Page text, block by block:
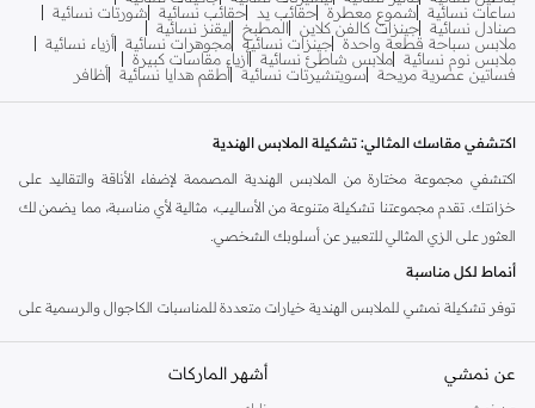
ساعات نسائية
شموع معطرة حقائب يد حقائب نسائية
شورتات نسائية
صنادل نسائية جينزات كالفن كلاين المطبخ
ليقنز نسائية
ملابس سباحة قطعة واحدة جينزات نسائية مجوهرات نسائية أزياء نسائية
ملابس نوم نسائية ملابس شاطئ نسائية أزياء مقاسات كبيرة
فساتين عصرية مريحة
سويتشيرتات نسائية أطقم هدايا نسائية أظافر
اكتشفي مقاسك المثالي: تشكيلة الملابس الهندية
اكتشفي مجموعة مختارة من الملابس الهندية المصممة لإضفاء الأناقة والتقاليد على
خزانتك. تقدم مجموعتنا تشكيلة متنوعة من الأساليب، مثالية لأي مناسبة، مما يضمن لك
العثور على الزي المثالي للتعبير عن أسلوبك الشخصي.
أنماط لكل مناسبة
توفر تشكيلة نمشي للملابس الهندية خيارات متعددة للمناسبات الكاجوال والرسمية على
والأناقة.
عن نمشي أشهر الماركات